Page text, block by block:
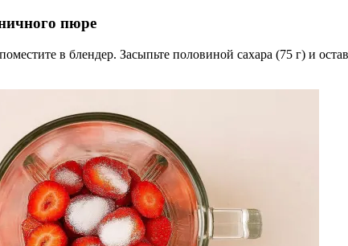
пюре
в блендер. Засыпьте половиной сахара (75 г) и